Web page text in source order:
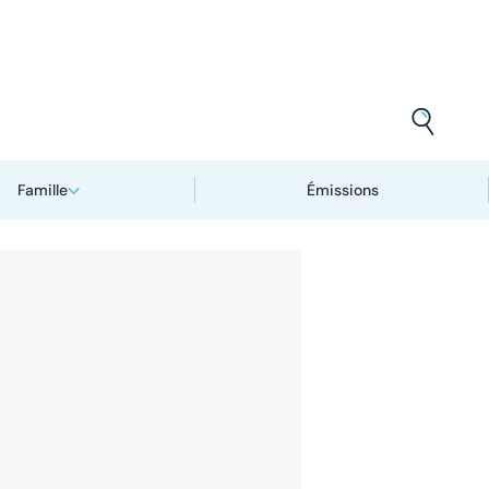
Famille Émissions